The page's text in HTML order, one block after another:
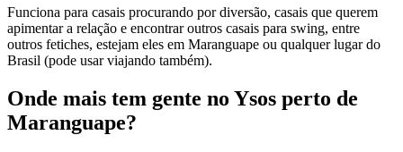
Funciona para casais procurando por diversão, casais que querem
apimentar a relação e encontrar outros casais para swing, entre
outros fetiches, estejam eles em Maranguape ou qualquer lugar do
Brasil (pode usar viajando também).
Onde mais tem gente no Ysos perto de
Maranguape?